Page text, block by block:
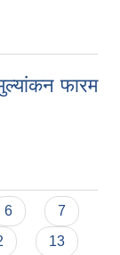
फारम
6
7
13